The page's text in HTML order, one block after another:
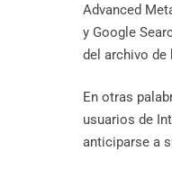
Advanced
y Google
del archivo de
En otras
usuarios de
anticiparse a